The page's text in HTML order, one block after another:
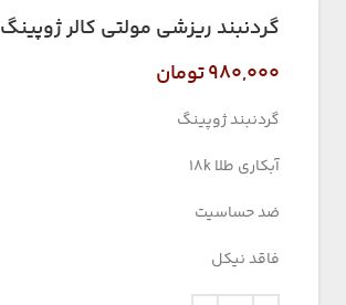
گردنبند ریزشی مولتی کالر ژوپینگ
۹۸۰,۰۰۰تومان
گردنبند ژوپینگ
آبکاری طلا 18k
ضد حساسیت
فاقد نیکل